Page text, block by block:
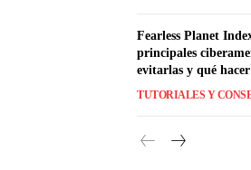
Fearless Planet
principales
evitarlas y qué
TUTORIALES Y